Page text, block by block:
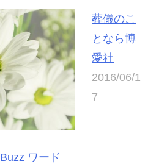
葬儀のこ
となら博
愛社
2016/06/1
7
Buzz ワード